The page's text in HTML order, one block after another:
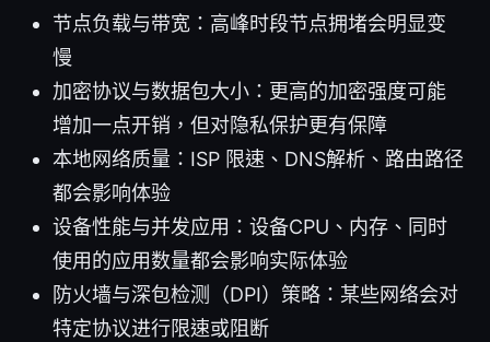
节点负载与带宽：高峰时段节点拥堵会明显变
慢
加密协议与数据包大小：更高的加密强度可能
增加一点开销，但对隐私保护更有保障
本地网络质量：ISP 限速、DNS解析、路由路径
都会影响体验
设备性能与并发应用：设备CPU、内存、同时
使用的应用数量都会影响实际体验
防火墙与深包检测（DPI）策略：某些网络会对
特定协议进行限速或阻断